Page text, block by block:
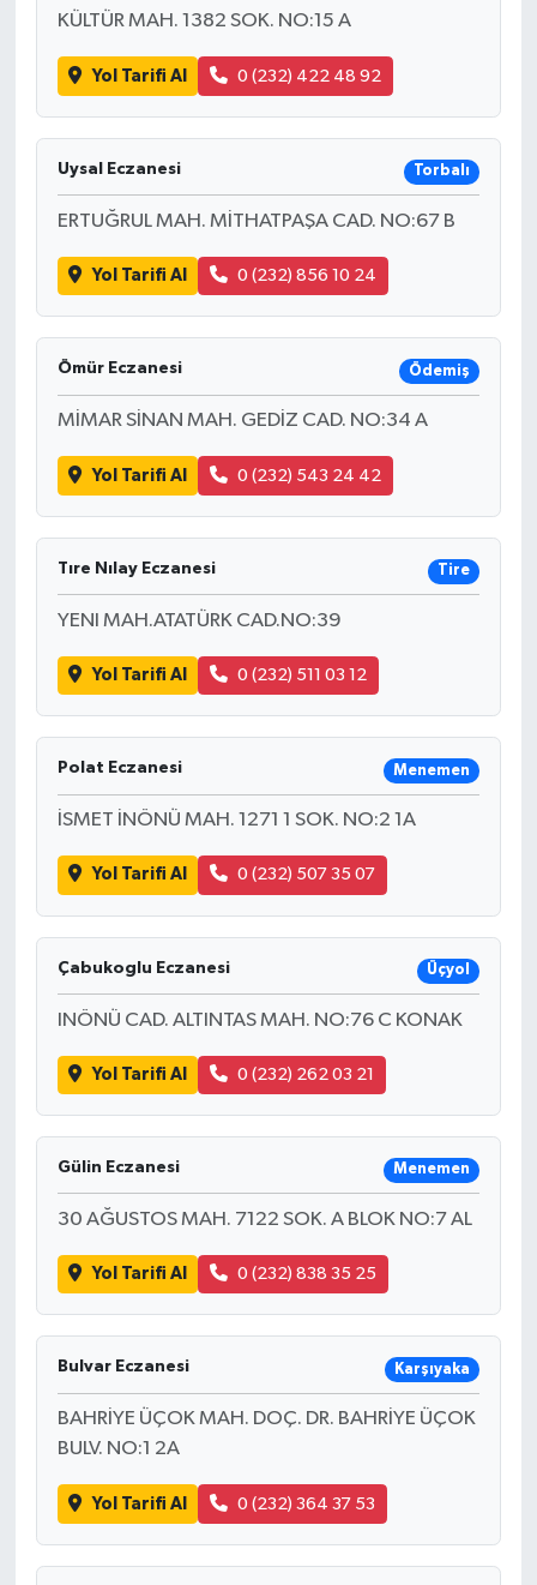
KÜLTÜR MAH. 1382 SOK. NO:15 A
Yol Tarifi Al 0 (232) 422 48 92
Uysal Eczanesi Torbalı
ERTUĞRUL MAH. MİTHATPAŞA CAD. NO:67 B
Yol Tarifi Al 0 (232) 856 10 24
Ömür Eczanesi Ödemiş
MİMAR SİNAN MAH. GEDİZ CAD. NO:34 A
Yol Tarifi Al 0 (232) 543 24 42
Tıre Nılay Eczanesi Tire
YENI MAH.ATATÜRK CAD.NO:39
Yol Tarifi Al 0 (232) 511 03 12
Polat Eczanesi Menemen
İSMET İNÖNÜ MAH. 1271 1 SOK. NO:2 1A
Yol Tarifi Al 0 (232) 507 35 07
Çabukoglu Eczanesi Üçyol
INÖNÜ CAD. ALTINTAS MAH. NO:76 C KONAK
Yol Tarifi Al 0 (232) 262 03 21
Gülin Eczanesi Menemen
30 AĞUSTOS MAH. 7122 SOK. A BLOK NO:7 AL
Yol Tarifi Al 0 (232) 838 35 25
Bulvar Eczanesi Karşıyaka
BAHRİYE ÜÇOK MAH. DOÇ. DR. BAHRİYE ÜÇOK
BULV. NO:1 2A
Yol Tarifi Al 0 (232) 364 37 53